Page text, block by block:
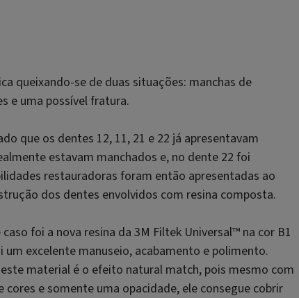
queixando-se de duas situações: manchas de
e uma possível fratura.
que os dentes 12, 11, 21 e 22 já apresentavam
estavam manchados e, no dente 22 foi
restauradoras foram então apresentadas ao
dos dentes envolvidos com resina composta.
foi a nova resina da 3M Filtek Universal™ na cor B1
excelente manuseio, acabamento e polimento.
material é o efeito natural match, pois mesmo com
cores e somente uma opacidade, ele consegue cobrir